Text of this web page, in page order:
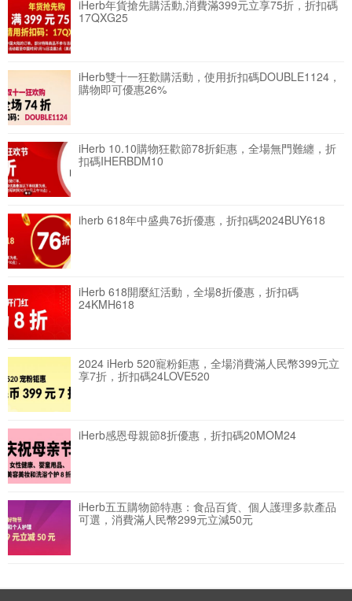
iHerb年貨搶先購活動,消費滿399元立享75折，折扣碼
17QXG25
iHerb雙十一狂歡購活動，使用折扣碼DOUBLE1124，
購物即可優惠26%
iHerb 10.10購物狂歡節78折鉅惠，全場無門難纏，折
扣碼IHERBDM10
iherb 618年中盛典76折優惠，折扣碼2024BUY618
iHerb 618開麼紅活動，全場8折優惠，折扣碼
24KMH618
2024 iHerb 520寵粉鉅惠，全場消費滿人民幣399元立
享7折，折扣碼24LOVE520
iHerb感恩母親節8折優惠，折扣碼20MOM24
iHerb五五購物節特惠：食品百貨、個人護理多款產品
可選，消費滿人民幣299元立減50元